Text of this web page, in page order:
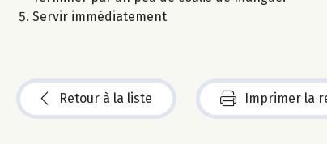
Servir immédiatement
Retour à la liste Imprimer la